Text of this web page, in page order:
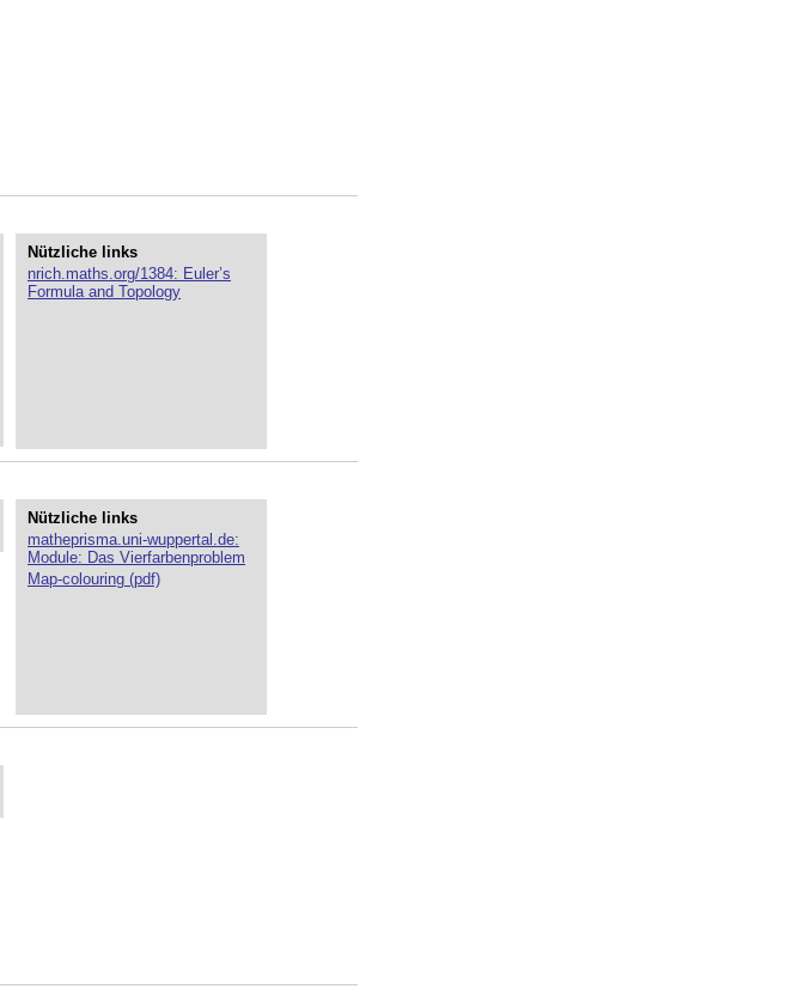
Nützliche links
nrich.maths.org/1384: Euler’s
Formula and Topology
Nützliche links
matheprisma.uni-wuppertal.de:
Module: Das Vierfarbenproblem
Map-colouring (pdf)